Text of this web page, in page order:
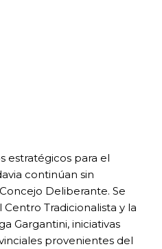
estratégicos para el
continúan sin
Deliberante. Se
Tradicionalista y la
Gargantini, iniciativas
provenientes del